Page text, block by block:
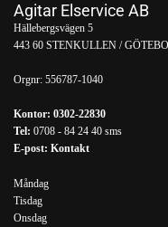
Agitar Elservice AB
Hällebergsvägen 5
443 60 STENKULLEN /
Orgnr: 556787-1040
Kontor: 0302-22830
Tel: 0708 - 84 24 40 sms
E-post: Kontakt
Måndag
Tisdag
Onsdag